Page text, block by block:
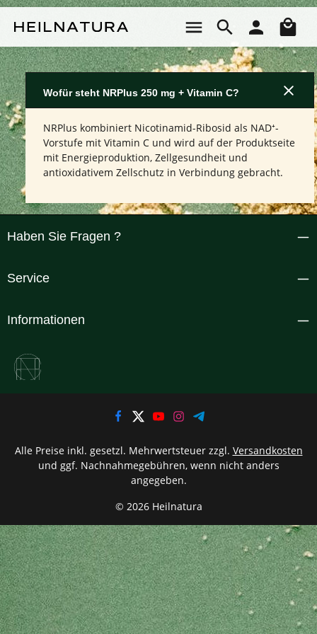
Wofür steht NRPlus 250 mg + Vitamin C?
NRPlus kombiniert Nicotinamid-Ribosid als NAD⁺-
Vorstufe mit Vitamin C und wird auf der Produktseite
mit Energieproduktion, Zellgesundheit und
antioxidativem Zellschutz in Verbindung gebracht.
Haben Sie Fragen ?
Service
Informationen
© 2026 Heilnatura
Alle Preise inkl. gesetzl. Mehrwertsteuer zzgl. Versandkosten
und ggf. Nachnahmegebühren, wenn nicht anders
angegeben.